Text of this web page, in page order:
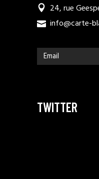
24, rue
info@carte-
TWITTER